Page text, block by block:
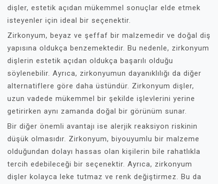
dişler, estetik açıdan mükemmel sonuçlar elde etmek
isteyenler için ideal bir seçenektir.
Zirkonyum, beyaz ve şeffaf bir malzemedir ve doğal diş
yapısına oldukça benzemektedir. Bu nedenle, zirkonyum
dişlerin estetik açıdan oldukça başarılı olduğu
söylenebilir. Ayrıca, zirkonyumun dayanıklılığı da diğer
alternatiflere göre daha üstündür. Zirkonyum dişler,
uzun vadede mükemmel bir şekilde işlevlerini yerine
getirirken aynı zamanda doğal bir görünüm sunar.
Bir diğer önemli avantajı ise alerjik reaksiyon riskinin
düşük olmasıdır. Zirkonyum, biyouyumlu bir malzeme
olduğundan dolayı hassas olan kişilerin bile rahatlıkla
tercih edebileceği bir seçenektir. Ayrıca, zirkonyum
dişler kolayca leke tutmaz ve renk değiştirmez. Bu da